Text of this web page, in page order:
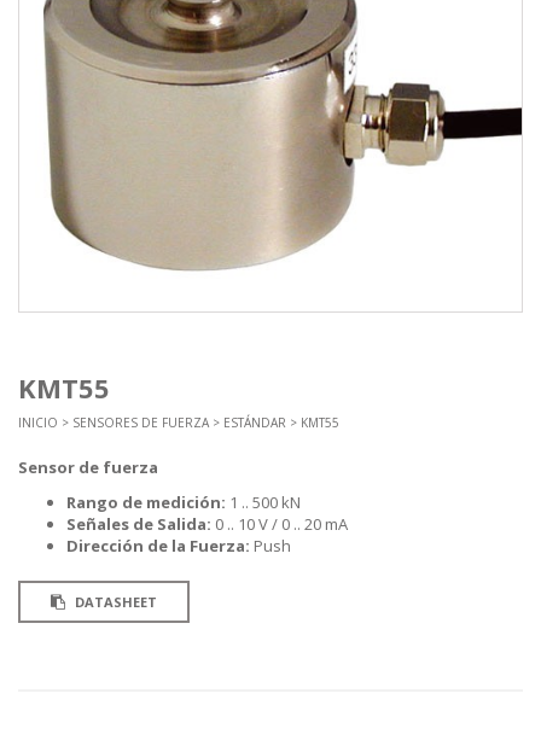
KMT55
INICIO > SENSORES DE FUERZA > ESTÁNDAR > KMT55
Sensor de fuerza
Rango de medición: 1 .. 500 kN
Señales de Salida: 0 .. 10 V / 0 .. 20 mA
Dirección de la Fuerza: Push
DATASHEET